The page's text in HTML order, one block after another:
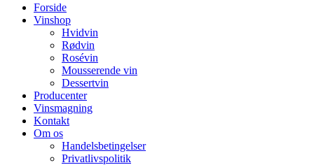
Forside
Vinshop
Hvidvin
Rødvin
Rosévin
Mousserende vin
Dessertvin
Producenter
Vinsmagning
Kontakt
Om os
Handelsbetingelser
Privatlivspolitik